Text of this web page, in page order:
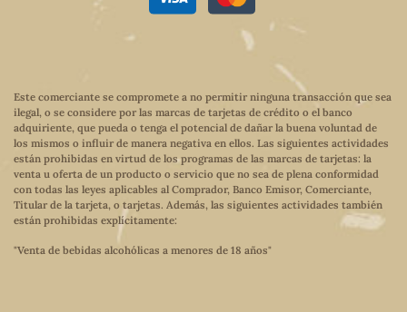
Este comerciante se compromete a no permitir ninguna transacción que sea
ilegal, o se considere por las marcas de tarjetas de crédito o el banco
adquiriente, que pueda o tenga el potencial de dañar la buena voluntad de
los mismos o influir de manera negativa en ellos. Las siguientes actividades
están prohibidas en virtud de los programas de las marcas de tarjetas: la
venta u oferta de un producto o servicio que no sea de plena conformidad
con todas las leyes aplicables al Comprador, Banco Emisor, Comerciante,
Titular de la tarjeta, o tarjetas. Además, las siguientes actividades también
están prohibidas explícitamente:
"Venta de bebidas alcohólicas a menores de 18 años"